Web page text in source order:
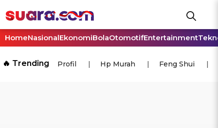
HomeNasionalEkonomiBolaOtomotifEntertainment
🔥 Trending Profil Hp Murah Feng Shui